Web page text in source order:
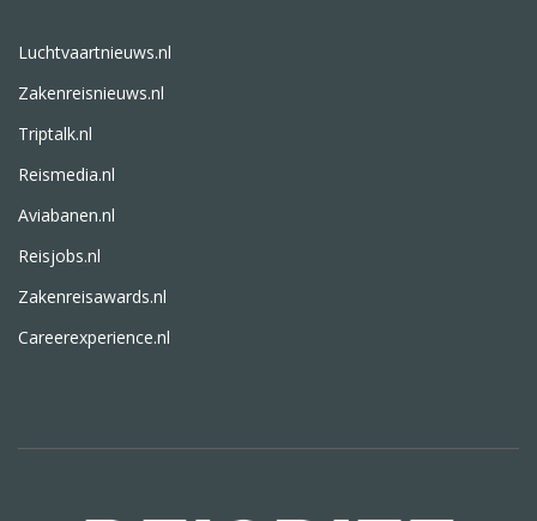
Luchtvaartnieuws.nl
Zakenreisnieuws.nl
Triptalk.nl
Reismedia.nl
Aviabanen.nl
Reisjobs.nl
Zakenreisawards.nl
Careerexperience.nl